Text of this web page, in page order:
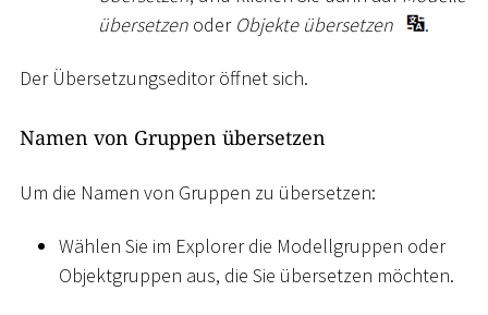
übersetzen oder Objekte übersetzen .
Der Übersetzungseditor öffnet sich.
Namen von Gruppen übersetzen
Um die Namen von Gruppen zu übersetzen:
Wählen Sie im Explorer die Modellgruppen oder
Objektgruppen aus, die Sie übersetzen möchten.